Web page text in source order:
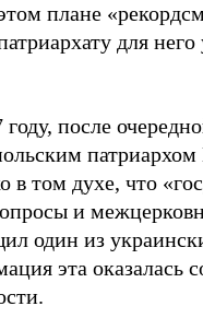
плане
для
году, после
в том духе, что
и
один из
эта оказалась